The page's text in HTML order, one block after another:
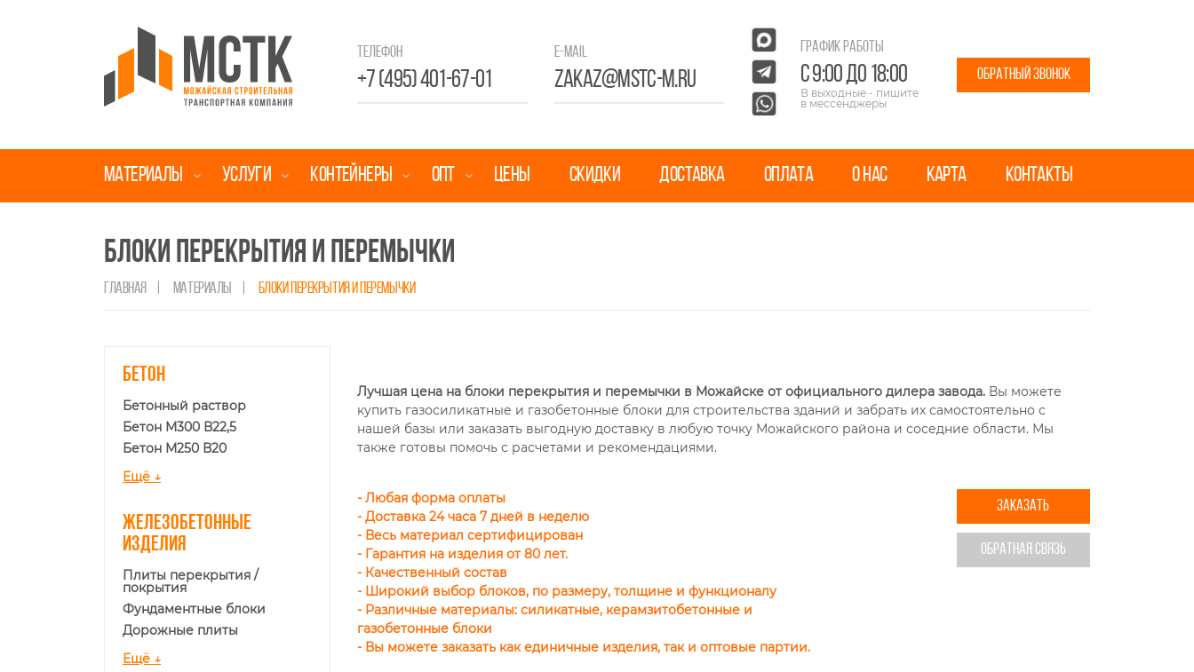
Телефон
+7 (495) 401-67-01
E-mail
zakaz@mstc-m.ru
График работы
с 9:00 до 18:00
В выходные - пишите
в мессенджеры
ОБРАТНЫЙ ЗВОНОК
МАТЕРИАЛЫ УСЛУГИ КОНТЕЙНЕРЫ ОПТ ЦЕНЫ СКИДКИ ДОСТАВКА ОПЛАТА О НАС КАРТА КОНТАКТЫ
БЛОКИ ПЕРЕКРЫТИЯ И ПЕРЕМЫЧКИ
ГЛАВНАЯ МАТЕРИАЛЫ БЛОКИ ПЕРЕКРЫТИЯ И ПЕРЕМЫЧКИ
Бетон
Бетонный раствор
Бетон М300 В22,5
Бетон М250 В20
Ещё ↓
Железобетонные
изделия
Плиты перекрытия /
покрытия
Фундаментные блоки
Дорожные плиты
Ещё ↓
Лучшая цена на блоки перекрытия и перемычки в Можайске от официального дилера завода. Вы можете
купить газосиликатные и газобетонные блоки для строительства зданий и забрать их самостоятельно с
нашей базы или заказать выгодную доставку в любую точку Можайского района и соседние области. Мы
также готовы помочь с расчетами и рекомендациями.
- Любая форма оплаты
- Доставка 24 часа 7 дней в неделю
- Весь материал сертифицирован
- Гарантия на изделия от 80 лет.
- Качественный состав
- Широкий выбор блоков, по размеру, толщине и функционалу
- Различные материалы: силикатные, керамзитобетонные и
газобетонные блоки
- Вы можете заказать как единичные изделия, так и оптовые партии.
ЗАКАЗАТЬ
ОБРАТНАЯ СВЯЗЬ